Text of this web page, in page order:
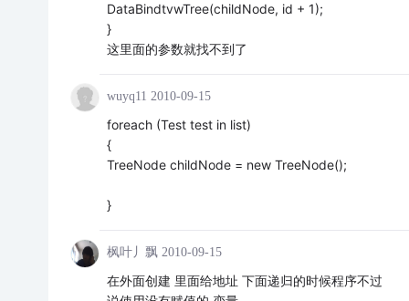
DataBindtvwTree(childNode, id + 1);
}
这里面的参数就找不到了
wuyq11 2010-09-15
foreach (Test test in list)
{
TreeNode childNode = new TreeNode();
}
枫叶丿飘 2010-09-15
在外面创建 里面给地址 下面递归的时候程序不过